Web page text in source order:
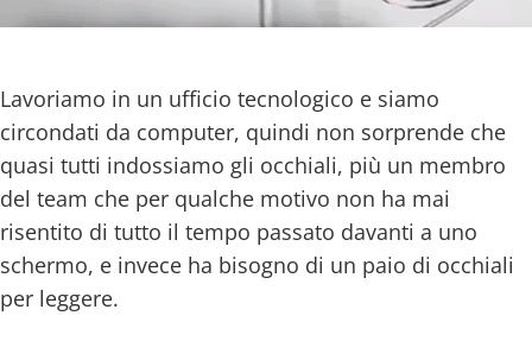
Lavoriamo in un ufficio tecnologico e siamo
circondati da computer, quindi non sorprende che
quasi tutti indossiamo gli occhiali, più un membro
del team che per qualche motivo non ha mai
risentito di tutto il tempo passato davanti a uno
schermo, e invece ha bisogno di un paio di occhiali
per leggere.